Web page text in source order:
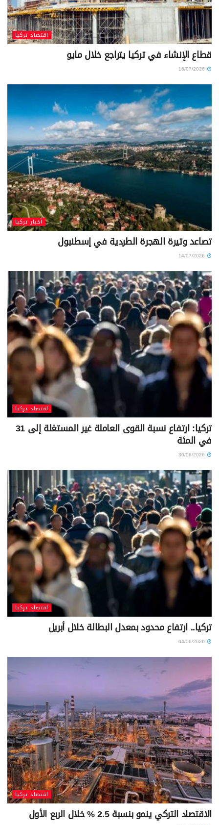
اقتصاد تركيا
قطاع الإنشاء في تركيا يتراجع خلال مايو
أخبار تركيا
تصاعد وتيرة الهجرة الطردية في إسطنبول
اقتصاد تركيا
تركيا: ارتفاع نسبة القوى العاملة غير المستغلة إلى 31
في المئة
اقتصاد تركيا
تركيا.. ارتفاع محدود بمعدل البطالة خلال أبريل
اقتصاد تركيا
الاقتصاد التركي ينمو بنسبة 2.5 % خلال الربع الأول